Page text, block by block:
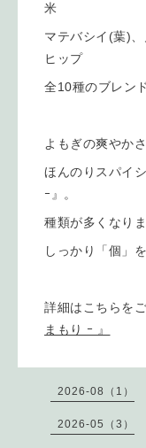
米
マテバシイ(葉)
ヒップ
全10種のブレン
よもぎの爽やか
ほんのりスパイ
ｰ』。
種類が多くなり
しっかり「個」
詳細はこちら
まもり ｰ 』
2026-08（1）
2026-05（3）